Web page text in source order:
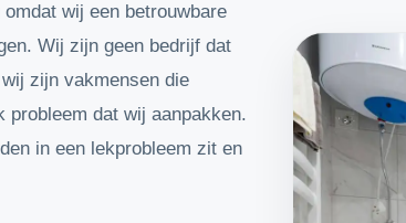
wij een betrouwbare
Wij zijn geen bedrijf dat
zijn vakmensen die
probleem dat wij aanpakken.
in een lekprobleem zit en